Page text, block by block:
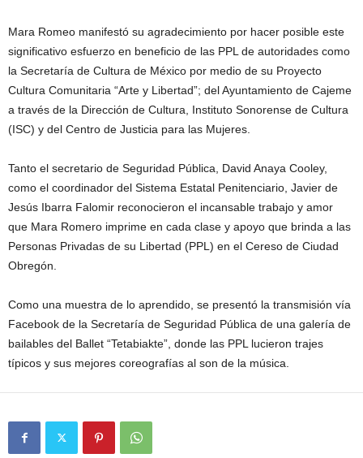
Mara Romeo manifestó su agradecimiento por hacer posible este
significativo esfuerzo en beneficio de las PPL de autoridades como
la Secretaría de Cultura de México por medio de su Proyecto
Cultura Comunitaria “Arte y Libertad”; del Ayuntamiento de Cajeme
a través de la Dirección de Cultura, Instituto Sonorense de Cultura
(ISC) y del Centro de Justicia para las Mujeres.
Tanto el secretario de Seguridad Pública, David Anaya Cooley,
como el coordinador del Sistema Estatal Penitenciario, Javier de
Jesús Ibarra Falomir reconocieron el incansable trabajo y amor
que Mara Romero imprime en cada clase y apoyo que brinda a las
Personas Privadas de su Libertad (PPL) en el Cereso de Ciudad
Obregón.
Como una muestra de lo aprendido, se presentó la transmisión vía
Facebook de la Secretaría de Seguridad Pública de una galería de
bailables del Ballet “Tetabiakte”, donde las PPL lucieron trajes
típicos y sus mejores coreografías al son de la música.